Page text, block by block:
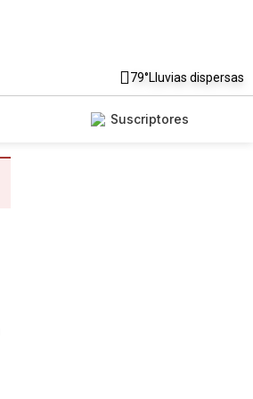
79°Lluvias dispersas
Suscriptores